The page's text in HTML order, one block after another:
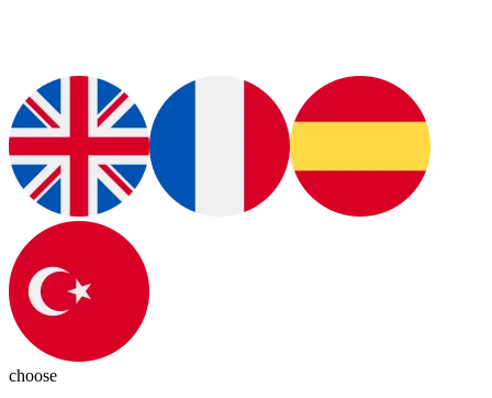
choose